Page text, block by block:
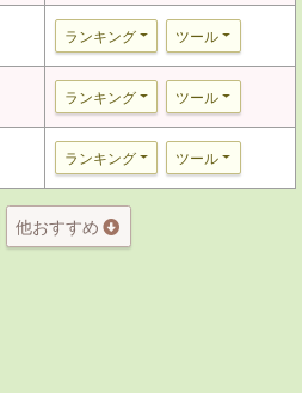
ランキング ツール
ランキング ツール
ランキング ツール
他おすすめ